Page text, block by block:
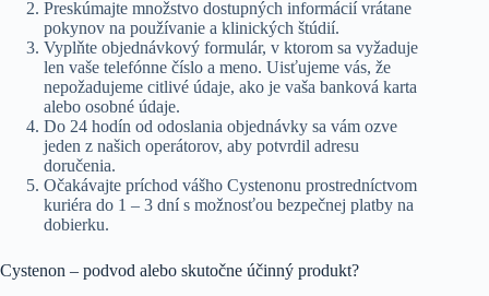
Preskúmajte množstvo dostupných informácií vrátane
pokynov na používanie a klinických štúdií.
Vyplňte objednávkový formulár, v ktorom sa vyžaduje
len vaše telefónne číslo a meno. Uisťujeme vás, že
nepožadujeme citlivé údaje, ako je vaša banková karta
alebo osobné údaje.
Do 24 hodín od odoslania objednávky sa vám ozve
jeden z našich operátorov, aby potvrdil adresu
doručenia.
Očakávajte príchod vášho Cystenonu prostredníctvom
kuriéra do 1 – 3 dní s možnosťou bezpečnej platby na
dobierku.
Cystenon – podvod alebo skutočne účinný produkt?